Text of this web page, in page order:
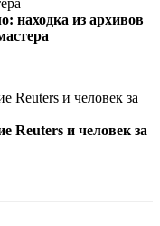
находка из архивов
Reuters и человек за